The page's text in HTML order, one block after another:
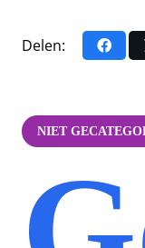
Delen:
NIET